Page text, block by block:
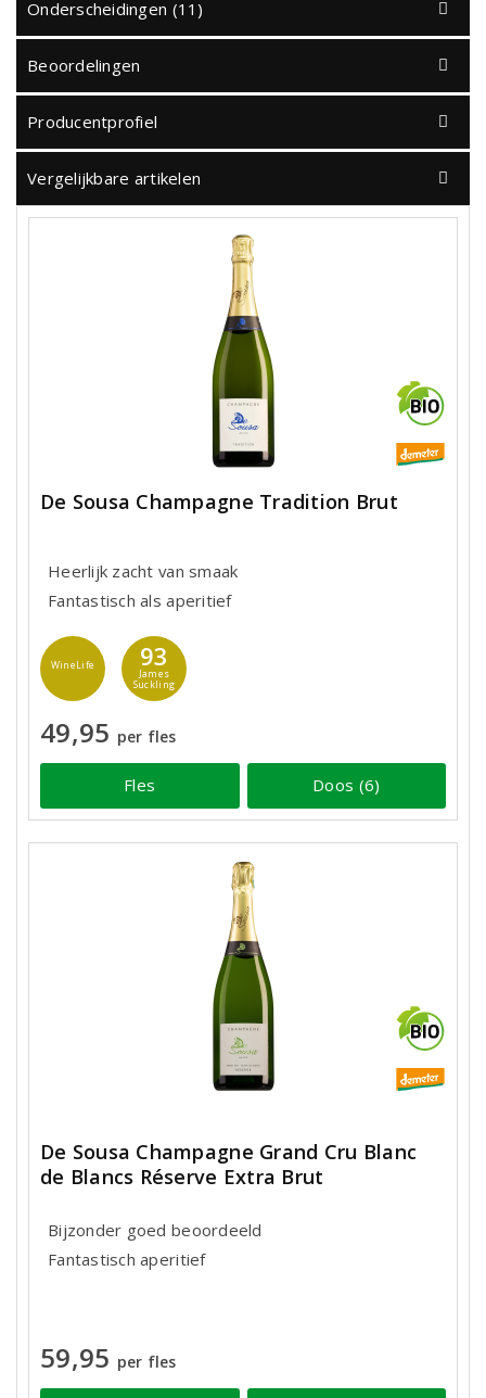
Onderscheidingen (11)
Beoordelingen
Producentprofiel
Vergelijkbare artikelen
De Sousa Champagne Tradition Brut
Heerlijk zacht van smaak
Fantastisch als aperitief
WineLife 93
James
Suckling
49,95 per fles
Fles Doos (6)
De Sousa Champagne Grand Cru Blanc
de Blancs Réserve Extra Brut
Bijzonder goed beoordeeld
Fantastisch aperitief
59,95 per fles